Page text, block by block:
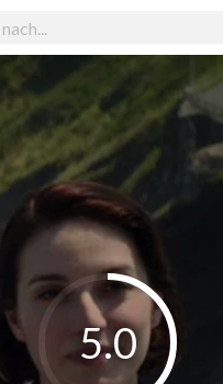
5.0